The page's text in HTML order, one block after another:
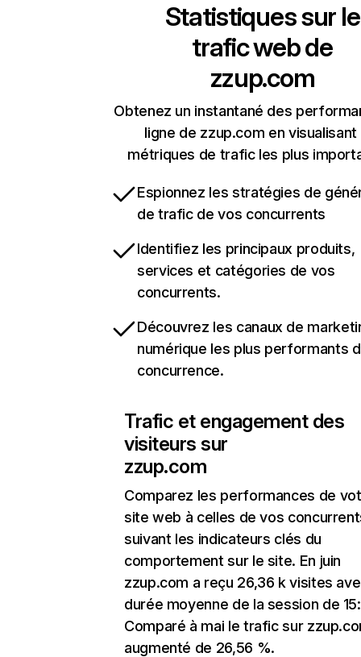
Statistiques sur le
trafic web de
zzup.com
Obtenez un instantané des
ligne de zzup.com en visualisant
métriques de trafic les plus
Espionnez les stratégies de
de trafic de vos concurrents
Identifiez les principaux produits,
services et catégories de vos
concurrents.
Découvrez les canaux de
numérique les plus performants
concurrence.
Trafic et engagement des
visiteurs sur
zzup.com
Comparez les performances de
site web à celles de vos
suivant les indicateurs clés du
comportement sur le site. En juin
zzup.com a reçu 26,36 k visites
durée moyenne de la session de
Comparé à mai le trafic sur
augmenté de 26,56 %.